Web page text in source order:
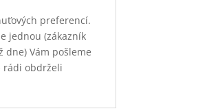
preferencí.
jednou (zákazník
dne) Vám pošleme
rádi obdrželi